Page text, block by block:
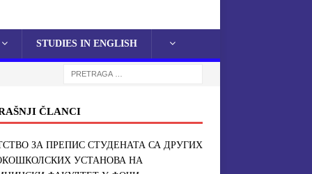
STUDIES IN ENGLISH
ČLANCI
ЗА ПРЕПИС СТУДЕНАТА СА ДРУГИХ
УСТАНОВА НА